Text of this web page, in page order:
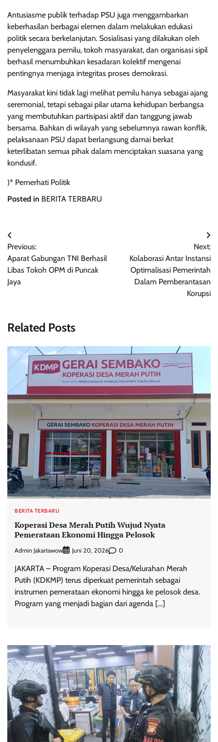
Antusiasme publik terhadap PSU juga menggambarkan
keberhasilan berbagai elemen dalam melakukan edukasi
politik secara berkelanjutan. Sosialisasi yang dilakukan oleh
penyelenggara pemilu, tokoh masyarakat, dan organisasi sipil
berhasil menumbuhkan kesadaran kolektif mengenai
pentingnya menjaga integritas proses demokrasi.
Masyarakat kini tidak lagi melihat pemilu hanya sebagai ajang
seremonial, tetapi sebagai pilar utama kehidupan berbangsa
yang membutuhkan partisipasi aktif dan tanggung jawab
bersama. Bahkan di wilayah yang sebelumnya rawan konflik,
pelaksanaan PSU dapat berlangsung damai berkat
keterlibatan semua pihak dalam menciptakan suasana yang
kondusif.
)* Pemerhati Politik
Posted in BERITA TERBARU
Navigasi
pos
Previous:
Aparat Gabungan TNI Berhasil
Libas Tokoh OPM di Puncak
Jaya
Next:
Kolaborasi Antar Instansi
Optimalisasi Pemerintah
Dalam Pemberantasan
Korupsi
Related Posts
BERITA TERBARU
Koperasi Desa Merah Putih Wujud Nyata
Pemerataan Ekonomi Hingga Pelosok
Admin Jakartawow Juni 20, 2026 0
JAKARTA – Program Koperasi Desa/Kelurahan Merah
Putih (KDKMP) terus diperkuat pemerintah sebagai
instrumen pemerataan ekonomi hingga ke pelosok desa.
Program yang menjadi bagian dari agenda […]